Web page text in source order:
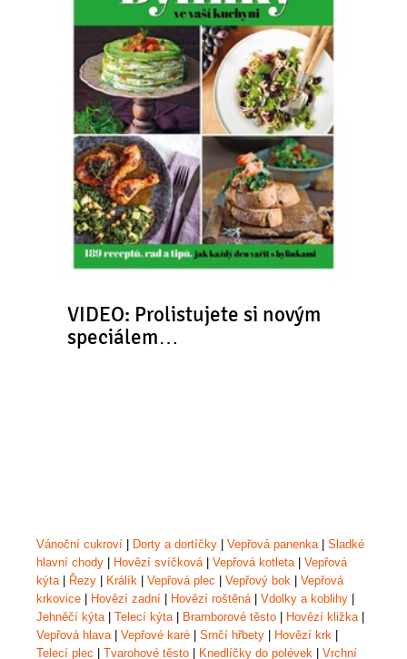
VIDEO: Prolistujete si novým
speciálem…
Vánoční cukroví Dorty a dortíčky Vepřová panenka| Sladké
hlavní chody
Hovězí svíčková| Vepřová kotleta| Vepřová
kýta| Řezy Králík Vepřová plec Vepřový bok
Vepřová
krkovice
Hovězí zadní Hovězí roštěná| Vdolky a koblihy
Jehněčí kýta| Telecí kýta| Bramborové těsto Hovězí kližka|
Vepřová hlava| Vepřové karé Srnčí hřbety Hovězí krk
Telecí plec
Tvarohové těsto Knedlíčky do polévek Vrchní